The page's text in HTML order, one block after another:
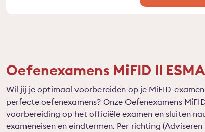
Oefenexamens MiFID II ESMA
Wil jij je optimaal voorbereiden op je MiFID-
perfecte oefenexamens? Onze Oefenexamens
voorbereiding op het officiële examen en sluiten
exameneisen en eindtermen. Per richting